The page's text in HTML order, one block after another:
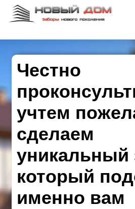
Честно
учтем
сделаем
уникальный
который
именно вам